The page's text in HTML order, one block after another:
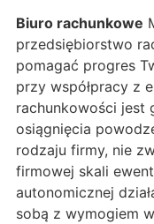
Biuro rachunkowe
przedsiębiorstwo
pomagać progres
przy współpracy z
rachunkowości jest
osiągnięcia
rodzaju firmy, nie
firmowej skali
autonomicznej
sobą z wymogiem